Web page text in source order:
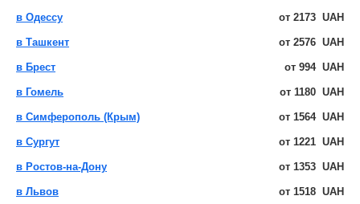
в Одессу от 2173 UAH
в Ташкент от 2576 UAH
в Брест от 994 UAH
в Гомель от 1180 UAH
в Симферополь (Крым) от 1564 UAH
в Сургут от 1221 UAH
в Ростов-на-Дону от 1353 UAH
в Львов от 1518 UAH